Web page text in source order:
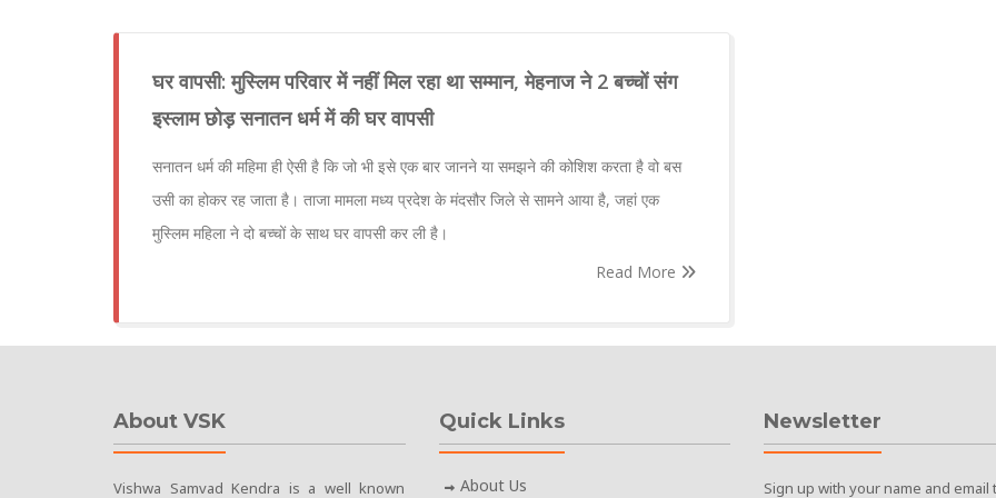
घर वापसी: मुस्लिम परिवार में नहीं मिल रहा था सम्मान, मेहनाज ने 2 बच्चों संग
इस्लाम छोड़ सनातन धर्म में की घर वापसी
सनातन धर्म की महिमा ही ऐसी है कि जो भी इसे एक बार जानने या समझने की कोशिश करता है वो बस
उसी का होकर रह जाता है। ताजा मामला मध्य प्रदेश के मंदसौर जिले से सामने आया है, जहां एक
मुस्लिम महिला ने दो बच्चों के साथ घर वापसी कर ली है।
Read More
About VSK
Vishwa Samvad Kendra is a well known
Quick Links
About Us
Newsletter
Sign up with your name and email